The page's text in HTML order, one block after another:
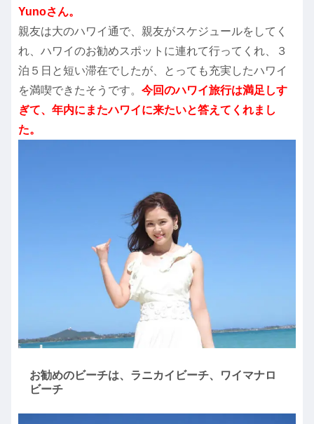
Yunoさん。
親友は大のハワイ通で、親友がスケジュールをしてく
れ、ハワイのお勧めスポットに連れて行ってくれ、３
泊５日と短い滞在でしたが、とっても充実したハワイ
を満喫できたそうです。 今回のハワイ旅行は満足しす
ぎて、年内にまたハワイに来たいと答えてくれまし
た。
お勧めのビーチは、ラニカイビーチ、ワイマナロ
ビーチ